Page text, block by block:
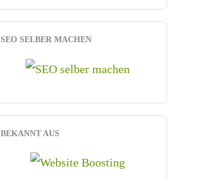
SEO SELBER MACHEN
BEKANNT AUS